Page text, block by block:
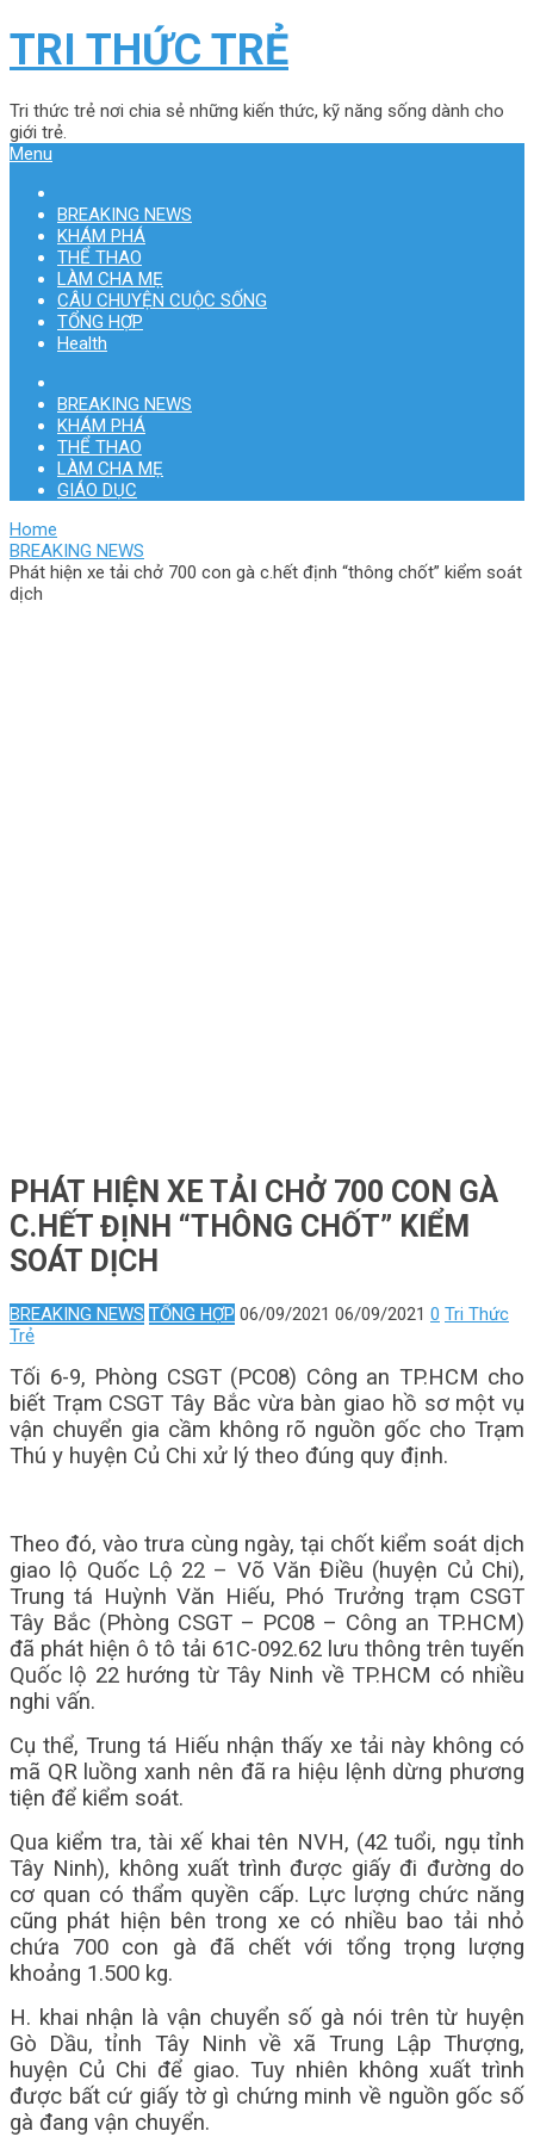
TRI THỨC TRẺ
Tri thức trẻ nơi chia sẻ những kiến thức, kỹ năng sống dành cho
giới trẻ.
Menu
BREAKING NEWS
KHÁM PHÁ
THỂ THAO
LÀM CHA MẸ
CÂU CHUYỆN CUỘC SỐNG
TỔNG HỢP
Health
BREAKING NEWS
KHÁM PHÁ
THỂ THAO
LÀM CHA MẸ
GIÁO DỤC
Home
BREAKING NEWS
Phát hiện xe tải chở 700 con gà c.hết định “thông chốt” kiểm soát
dịch
PHÁT HIỆN XE TẢI CHỞ 700 CON GÀ
C.HẾT ĐỊNH “THÔNG CHỐT” KIỂM
SOÁT DỊCH
BREAKING NEWS TỔNG HỢP 06/09/2021 06/09/2021 0 Tri Thức
Trẻ
Tối 6-9, Phòng CSGT (PC08) Công an TP.HCM cho
biết Trạm CSGT Tây Bắc vừa bàn giao hồ sơ một vụ
vận chuyển gia cầm không rõ nguồn gốc cho Trạm
Thú y huyện Củ Chi xử lý theo đúng quy định.
Theo đó, vào trưa cùng ngày, tại chốt kiểm soát dịch
giao lộ Quốc Lộ 22 – Võ Văn Điều (huyện Củ Chi),
Trung tá Huỳnh Văn Hiếu, Phó Trưởng trạm CSGT
Tây Bắc (Phòng CSGT – PC08 – Công an TP.HCM)
đã phát hiện ô tô tải 61C-092.62 lưu thông trên tuyến
Quốc lộ 22 hướng từ Tây Ninh về TP.HCM có nhiều
nghi vấn.
Cụ thể, Trung tá Hiếu nhận thấy xe tải này không có
mã QR luồng xanh nên đã ra hiệu lệnh dừng phương
tiện để kiểm soát.
Qua kiểm tra, tài xế khai tên NVH, (42 tuổi, ngụ tỉnh
Tây Ninh), không xuất trình được giấy đi đường do
cơ quan có thẩm quyền cấp. Lực lượng chức năng
cũng phát hiện bên trong xe có nhiều bao tải nhỏ
chứa 700 con gà đã chết với tổng trọng lượng
khoảng 1.500 kg.
H. khai nhận là vận chuyển số gà nói trên từ huyện
Gò Dầu, tỉnh Tây Ninh về xã Trung Lập Thượng,
huyện Củ Chi để giao. Tuy nhiên không xuất trình
được bất cứ giấy tờ gì chứng minh về nguồn gốc số
gà đang vận chuyển.